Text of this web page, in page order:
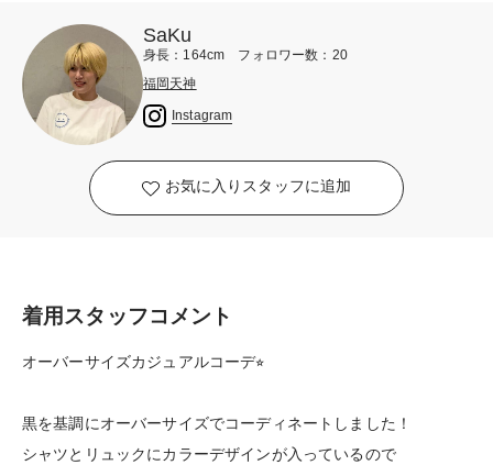
SaKu
身長：164cm フォロワー数：20
福岡天神
Instagram
お気に入りスタッフに追加
着用スタッフコメント
オーバーサイズカジュアルコーデ⭐︎
黒を基調にオーバーサイズでコーディネートしました！
シャツとリュックにカラーデザインが入っているので